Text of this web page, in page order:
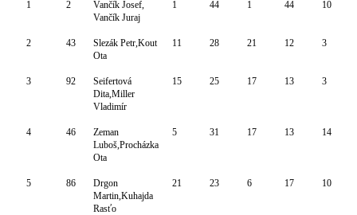
1 2
Vančík Josef,
Vančík Juraj
1 44 1 44 10
2 43
Slezák Petr,Kout
Ota
11 28 21 12 3
3 92
Seifertová
Dita,Miller
Vladimír
15 25 17 13 3
4 46
Zeman
Luboš,Procházka
Ota
5 31 17 13 14
5 86
Drgon
Martin,Kuhajda
Rasťo
21 23 6 17 10